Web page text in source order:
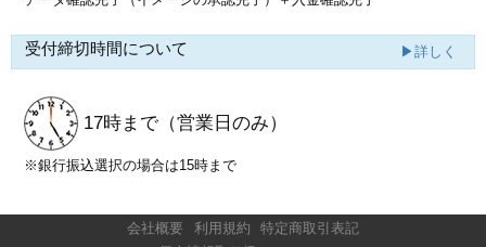
受付締切時間について ▶詳しく
17時まで （営業日のみ）
※銀行振込選択の場合は15時まで
会社概要 利用規約
特定商取引表記